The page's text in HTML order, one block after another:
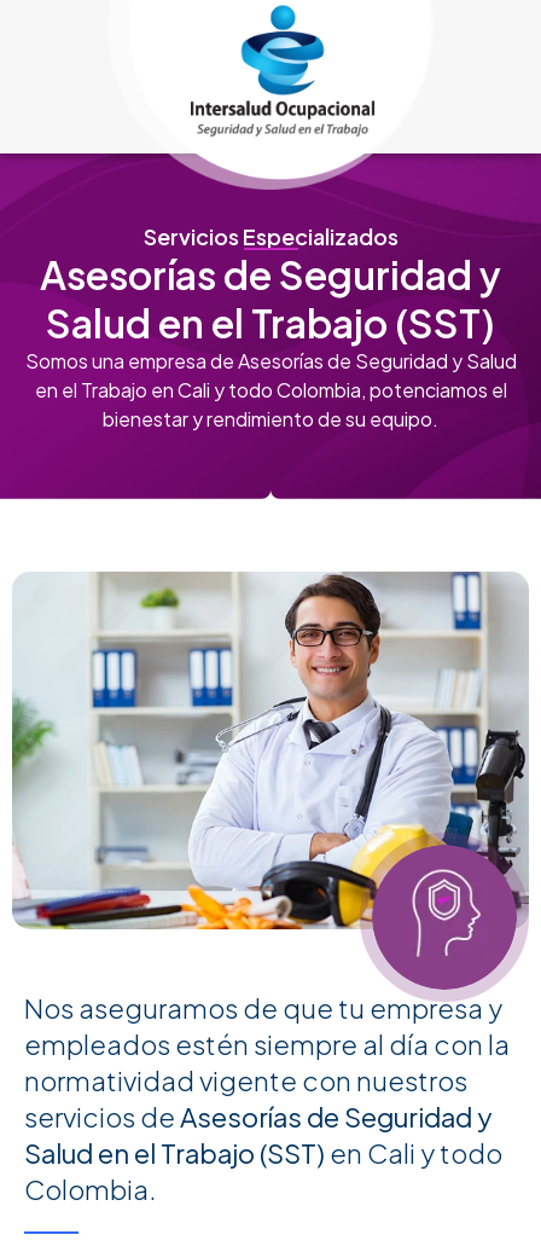
Servicios Especializados
Asesorías de Seguridad y
Salud en el Trabajo (SST)
Somos una empresa de Asesorías de Seguridad y Salud
en el Trabajo en Cali y todo Colombia, potenciamos el
bienestar y rendimiento de su equipo.
Nos aseguramos de que tu empresa y
empleados estén siempre al día con la
normatividad vigente con nuestros
servicios deAsesorías de Seguridad y
Salud en el Trabajo (SST) en Cali y todo
Colombia.